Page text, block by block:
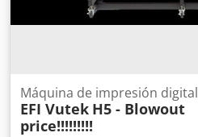
Máquina de impresión digital
EFI Vutek H5 - Blowout
price!!!!!!!!!